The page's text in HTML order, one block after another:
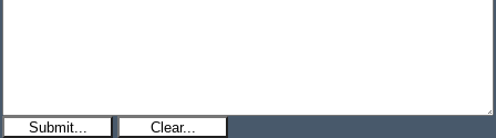
Submit... Clear...